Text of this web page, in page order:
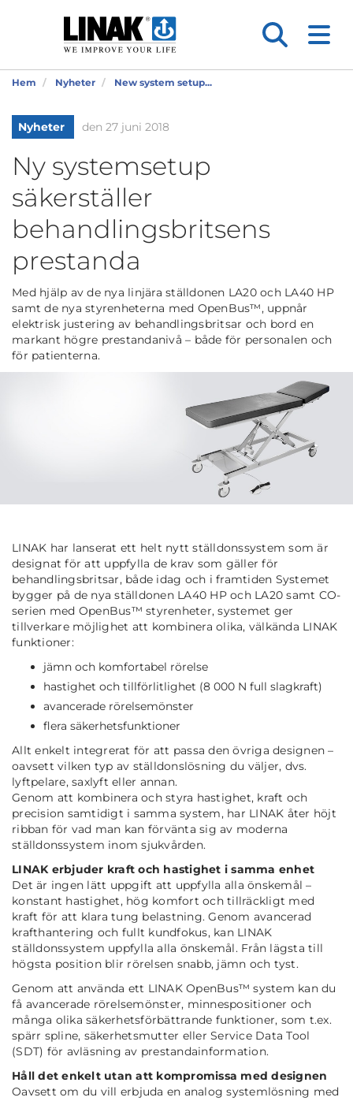
Hem Nyheter New system setup...
Nyheter den 27 juni 2018
Ny systemsetup
säkerställer
behandlingsbritsens
prestanda
Med hjälp av de nya linjära ställdonen LA20 och LA40 HP
samt de nya styrenheterna med OpenBus™, uppnår
elektrisk justering av behandlingsbritsar och bord en
markant högre prestandanivå – både för personalen och
för patienterna.
LINAK har lanserat ett helt nytt ställdonssystem som är
designat för att uppfylla de krav som gäller för
behandlingsbritsar, både idag och i framtiden Systemet
bygger på de nya ställdonen LA40 HP och LA20 samt CO-
serien med OpenBus™ styrenheter, systemet ger
tillverkare möjlighet att kombinera olika, välkända LINAK
funktioner:
jämn och komfortabel rörelse
hastighet och tillförlitlighet (8 000 N full slagkraft)
avancerade rörelsemönster
flera säkerhetsfunktioner
Allt enkelt integrerat för att passa den övriga designen –
oavsett vilken typ av ställdonslösning du väljer, dvs.
lyftpelare, saxlyft eller annan.
Genom att kombinera och styra hastighet, kraft och
precision samtidigt i samma system, har LINAK åter höjt
ribban för vad man kan förvänta sig av moderna
ställdonssystem inom sjukvården.
LINAK erbjuder kraft och hastighet i samma enhet
Det är ingen lätt uppgift att uppfylla alla önskemål –
konstant hastighet, hög komfort och tillräckligt med
kraft för att klara tung belastning. Genom avancerad
krafthantering och fullt kundfokus, kan LINAK
ställdonssystem uppfylla alla önskemål. Från lägsta till
högsta position blir rörelsen snabb, jämn och tyst.
Genom att använda ett LINAK OpenBus™ system kan du
få avancerade rörelsemönster, minnespositioner och
många olika säkerhetsförbättrande funktioner, som t.ex.
spärr spline, säkerhetsmutter eller Service Data Tool
(SDT) för avläsning av prestandainformation.
Håll det enkelt utan att kompromissa med designen
Oavsett om du vill erbjuda en analog systemlösning med